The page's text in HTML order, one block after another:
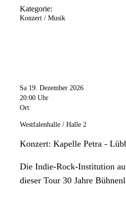
Kategorie:
Konzert / Musik
Sa 19. Dezember 2026
20:00 Uhr
Ort:
Westfalenhalle / Halle 2
Konzert: Kapelle Petra -
Die Indie-Rock-Institution
dieser Tour 30 Jahre